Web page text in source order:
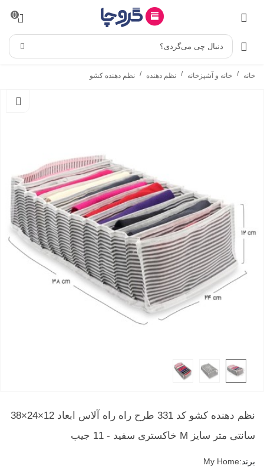
0
دنبال چی می‌گردی؟
خانه / خانه و آشپزخانه / نظم دهنده / نظم دهنده کشو
نظم دهنده کشو کد 331 طرح راه راه آلاس ابعاد 12×24×38
سانتی متر سایز M خاکستری سفید - 11 جیب
برند:My Home